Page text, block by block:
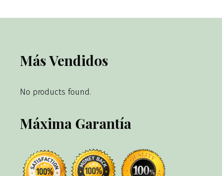
Más Vendidos
No products found.
Máxima Garantía